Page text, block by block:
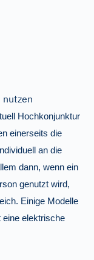
nutzen
Hochkonjunktur
einerseits die
an die
dann, wenn ein
genutzt wird,
Einige Modelle
eine elektrische